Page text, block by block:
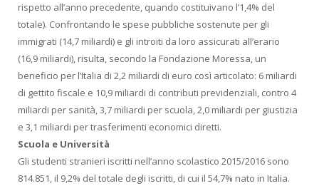
rispetto all’anno precedente, quando costituivano l’1,4% del
totale). Confrontando le spese pubbliche sostenute per gli
immigrati (14,7 miliardi) e gli introiti da loro assicurati all’erario
(16,9 miliardi), risulta, secondo la Fondazione Moressa, un
beneficio per l’Italia di 2,2 miliardi di euro così articolato: 6 miliardi
di gettito fiscale e 10,9 miliardi di contributi previdenziali, contro 4
miliardi per sanità, 3,7 miliardi per scuola, 2,0 miliardi per giustizia
e 3,1 miliardi per trasferimenti economici diretti.
Scuola e Università
Gli studenti stranieri iscritti nell’anno scolastico 2015/2016 sono
814.851, il 9,2% del totale degli iscritti, di cui il 54,7% nato in Italia.